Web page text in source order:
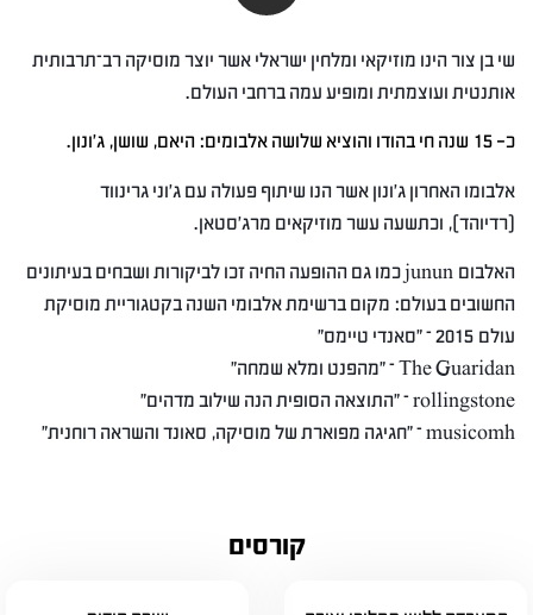
שי בן צור הינו מוזיקאי ומלחין ישראלי אשר יוצר מוסיקה רב–תרבותית
אותנטית ועוצמתית ומופיע עמה ברחבי העולם.
כ- 15 שנה חי בהודו והוציא שלושה אלבומים: היאם, שושן, ג׳ונון.
אלבומו האחרון ג׳ונון אשר הנו שיתוף פעולה עם ג׳וני גרינווד
רדיוהד ), וכתשעה עשר מוזיקאים מרג׳סטאן.
האלבום jununכמו גם ההופעה החיה זכו לביקורות ושבחים בעיתונים
החשובים בעולם: מקום ברשימת אלבומי השנה בקטגוריית מוסיקת
עולם 2015 – "
סאנדי טיימס"
The Guaridan – ״מהפנט ומלא שמחה״
rollingstone –
״התוצאה הסופית הנה שילוב מדהים״
musicomh – ״חגיגה מפוארת של מוסיקה
, סאונד והשראה רוחנית״
קורסים